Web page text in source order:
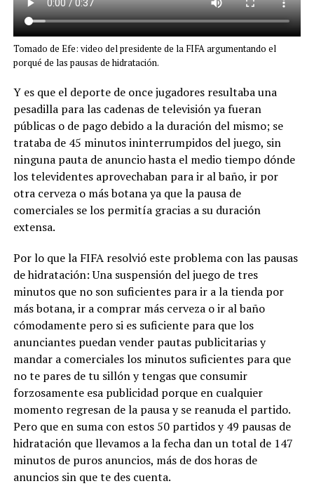
Tomado de Efe: video del presidente de la FIFA argumentando el
porqué de las pausas de hidratación.
Y es que el deporte de once jugadores resultaba una
pesadilla para las cadenas de televisión ya fueran
públicas o de pago debido a la duración del mismo; se
trataba de 45 minutos ininterrumpidos del juego, sin
ninguna pauta de anuncio hasta el medio tiempo dónde
los televidentes aprovechaban para ir al baño, ir por
otra cerveza o más botana ya que la pausa de
comerciales se los permitía gracias a su duración
extensa.
Por lo que la FIFA resolvió este problema con las pausas
de hidratación: Una suspensión del juego de tres
minutos que no son suficientes para ir a la tienda por
más botana, ir a comprar más cerveza o ir al baño
cómodamente pero si es suficiente para que los
anunciantes puedan vender pautas publicitarias y
mandar a comerciales los minutos suficientes para que
no te pares de tu sillón y tengas que consumir
forzosamente esa publicidad porque en cualquier
momento regresan de la pausa y se reanuda el partido.
Pero que en suma con estos 50 partidos y 49 pausas de
hidratación que llevamos a la fecha dan un total de 147
minutos de puros anuncios, más de dos horas de
anuncios sin que te des cuenta.